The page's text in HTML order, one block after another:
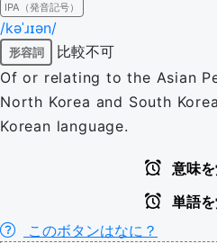
IPA（発音記号）
/kəˈɹɪən/
形容詞
比較不可
Of or relating to the Asian
North Korea and South
Korean language.
意味
単語
このボタンはなに？